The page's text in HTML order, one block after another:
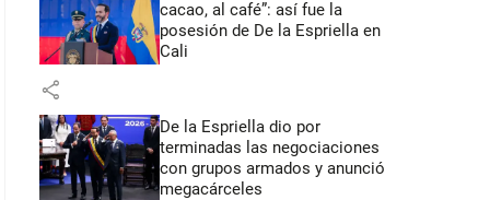
cacao, al café”: así fue la
posesión de De la Espriella en
Cali
share
De la Espriella dio por
terminadas las negociaciones
con grupos armados y anunció
megacárceles